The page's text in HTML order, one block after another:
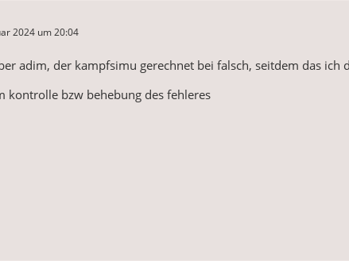
2024 um 20:04
adim, der kampfsimu gerechnet bei falsch, seitdem das
kontrolle bzw behebung des fehleres